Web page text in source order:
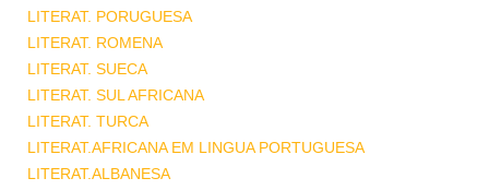
LITERAT. PORUGUESA
LITERAT. ROMENA
LITERAT. SUECA
LITERAT. SUL AFRICANA
LITERAT. TURCA
LITERAT.AFRICANA EM LINGUA PORTUGUESA
LITERAT.ALBANESA